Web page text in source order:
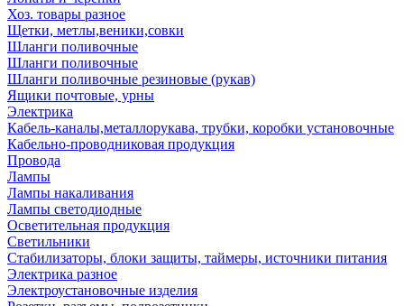
Хоз. товары разное
Щетки, метлы,веники,совки
Шланги поливочные
Шланги поливочные
Шланги поливочные резиновые (рукав)
Ящики почтовые, урны
Электрика
Кабель-каналы,металлорукава, трубки, коробки установочные
Кабельно-проводниковая продукция
Провода
Лампы
Лампы накаливания
Лампы светодиодные
Осветительная продукция
Светильники
Стабилизаторы, блоки защиты, таймеры, источники питания
Электрика разное
Электроустановочные изделия